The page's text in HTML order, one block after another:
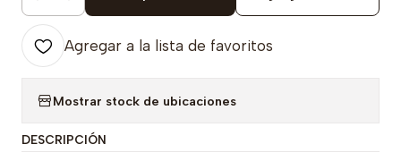
Cantidad
Agregar a la lista de favoritos
Mostrar stock de ubicaciones
DESCRIPCIÓN